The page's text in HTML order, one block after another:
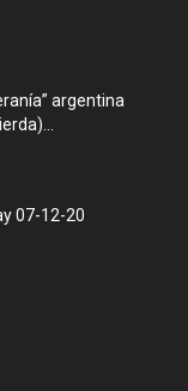
argentina
07-12-20